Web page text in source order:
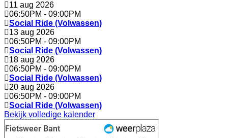
11 aug 2026
06:50PM - 09:00PM
Social Ride (Volwassen)
13 aug 2026
06:50PM - 09:00PM
Social Ride (Volwassen)
18 aug 2026
06:50PM - 09:00PM
Social Ride (Volwassen)
20 aug 2026
06:50PM - 09:00PM
Social Ride (Volwassen)
Bekijk volledige kalender